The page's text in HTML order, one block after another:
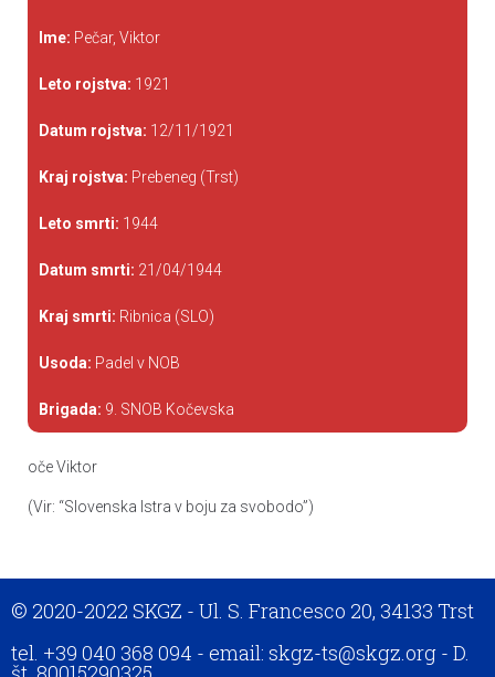
Ime: Pečar, Viktor
Leto rojstva: 1921
Datum rojstva: 12/11/1921
Kraj rojstva: Prebeneg (Trst)
Leto smrti: 1944
Datum smrti: 21/04/1944
Kraj smrti: Ribnica (SLO)
Usoda: Padel v NOB
Brigada: 9. SNOB Kočevska
oče Viktor
(Vir: “Slovenska Istra v boju za svobodo”)
© 2020-2022 SKGZ - Ul. S. Francesco 20, 34133 Trst
tel. +39 040 368 094 - email: skgz-ts@skgz.org - D.